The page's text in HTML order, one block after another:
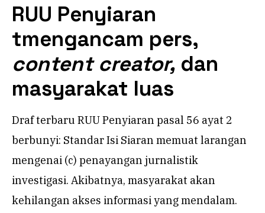
RUU Penyiaran
tmengancam pers,
content creator, dan
masyarakat luas
Draf terbaru RUU Penyiaran pasal 56 ayat 2
berbunyi: Standar Isi Siaran memuat larangan
mengenai (c) penayangan jurnalistik
investigasi. Akibatnya, masyarakat akan
kehilangan akses informasi yang mendalam.